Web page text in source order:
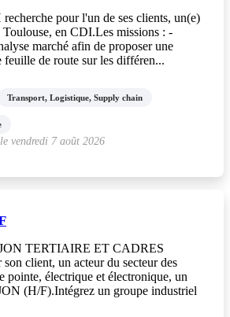
pour l'un de ses clients, un(e)
Toulouse, en CDI.Les missions : -
marché afin de proposer une
feuille de route sur les différen...
Transport, Logistique, Supply chain
vendredi 7 août 2026
TERTIAIRE ET CADRES
son client, un acteur du secteur des
pointe, électrique et électronique, un
(H/F).Intégrez un groupe industriel